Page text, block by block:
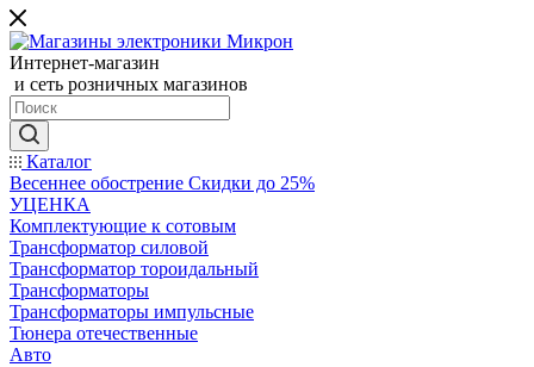
Интернет-магазин
и сеть розничных магазинов
Каталог
Весеннее обострение Скидки до 25%
УЦЕНКА
Комплектующие к сотовым
Трансформатор силовой
Трансформатор тороидальный
Трансформаторы
Трансформаторы импульсные
Тюнера отечественные
Авто